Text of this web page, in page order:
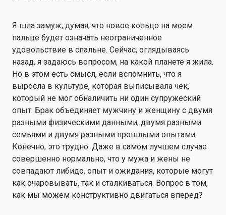
Я шла замуж, думая, что новое кольцо на моем
пальце будет означать неограниченное
удовольствие в спальне. Сейчас, оглядываясь
назад, я задаюсь вопросом, на какой планете я жила.
Но в этом есть смысл, если вспомнить, что я
выросла в культуре, которая выписывала чек,
который не мог обналичить ни один супружеский
опыт. Брак объединяет мужчину и женщину с двумя
разными физическими данными, двумя разными
семьями и двумя разными прошлыми опытами.
Конечно, это трудно. Даже в самом лучшем случае
совершенно нормально, что у мужа и жены не
совпадают либидо, опыт и ожидания, которые могут
как очаровывать, так и сталкиваться. Вопрос в том,
как мы можем конструктивно двигаться вперед?